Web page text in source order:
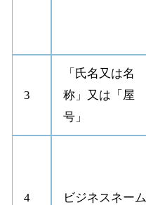
3
「氏名又は名
称」又は「屋
号」
4 ビジネスネーム